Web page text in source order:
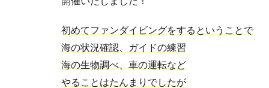
初めてファンダイビングをするということで
海の状況確認、ガイドの練習
海の生物調べ、車の運転など
やることはたんまりでしたが